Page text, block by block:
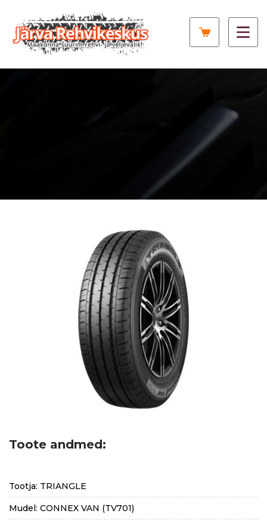
Toote andmed:
Tootja: TRIANGLE
Mudel: CONNEX VAN (TV701)